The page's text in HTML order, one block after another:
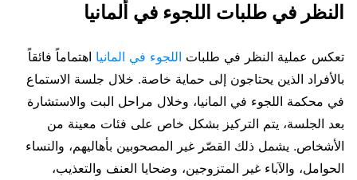
النظر في طلبات اللجوء في ألمانيا
تعكس عملية النظر في طلبات اللجوء في المانيا اهتماماً فائقاً
بالأفراد الذين يحتاجون إلى حماية خاصة. خلال جلسة الاستماع
في محكمة اللجوء في المانيا، وخلال مراحل البت والاستشارة
بعد الجلسة، يتم التركيز بشكل خاص على فئات معينة من
الأشخاص. يشمل ذلك القصّر غير المصحوبين بأهاليهم، والنساء
الحوامل، والآباء غير المتزوجين، وضحايا العنف والتعذيب،